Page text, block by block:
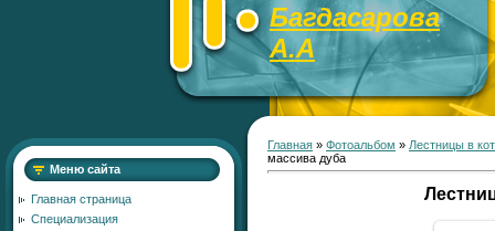
Багдасарова
А.А
Меню сайта
Главная страница
Специализация
Главная » Фотоальбом » Лестницы в
массива дуба